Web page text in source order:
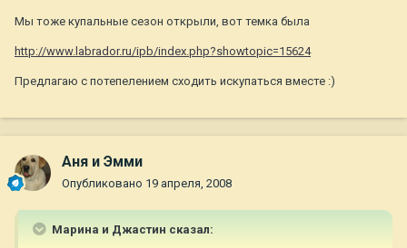
Мы тоже купальные сезон открыли, вот темка была
http://www.labrador.ru/ipb/index.php?showtopic=15624
Предлагаю с потепелением сходить искупаться вместе :)
Аня и Эмми
Опубликовано 19 апреля, 2008
Марина и Джастин сказал: